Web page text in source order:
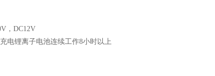
，DC12V
电锂离子电池连续工作8小时以上